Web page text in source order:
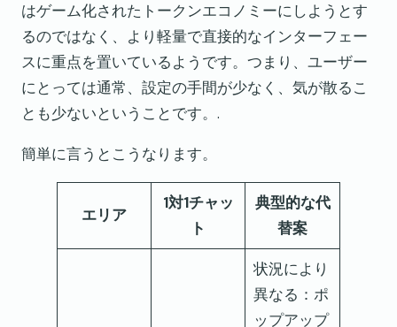
はゲーム化されたトークンエコノミーにしようとす
るのではなく、より軽量で直接的なインターフェー
スに重点を置いているようです。つまり、ユーザー
にとっては通常、設定の手間が少なく、気が散るこ
とも少ないということです。.
簡単に言うとこうなります。
エリア
1対1チャッ
ト
典型的な代
替案
状況により
異なる：ポ
ップアップ